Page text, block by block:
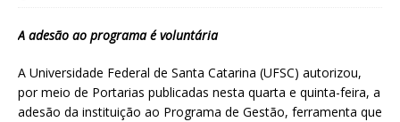
A adesão ao programa é voluntária
A Universidade Federal de Santa Catarina (UFSC) autorizou,
por meio de Portarias publicadas nesta quarta e quinta-feira, a
adesão da instituição ao Programa de Gestão, ferramenta que